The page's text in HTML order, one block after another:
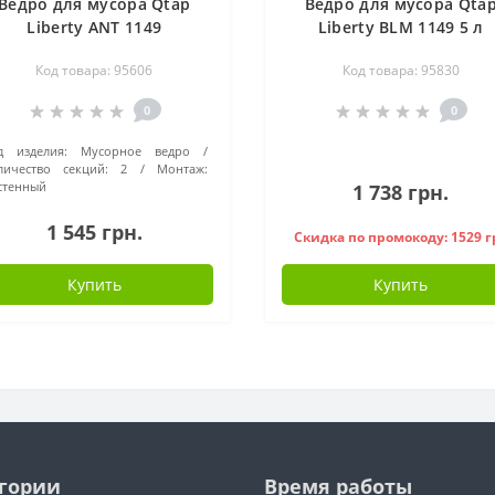
Liberty ANT 1149
Код товара: 95606
0
изделия:
Мусорное ведро
секций:
2
Монтаж:
1 545 грн.
Купить
Liberty BLM 1149 5 л
Код товара: 95830
0
1 738 грн.
Скидка по промокоду: 1529
Купить
Время работы